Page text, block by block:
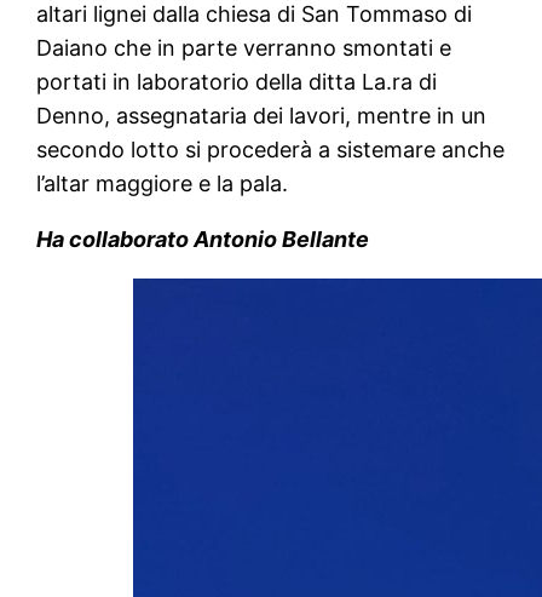
altari lignei dalla chiesa di San Tommaso di
Daiano che in parte verranno smontati e
portati in laboratorio della ditta La.ra di
Denno, assegnataria dei lavori, mentre in un
secondo lotto si procederà a sistemare anche
l’altar maggiore e la pala.
Ha collaborato Antonio Bellante